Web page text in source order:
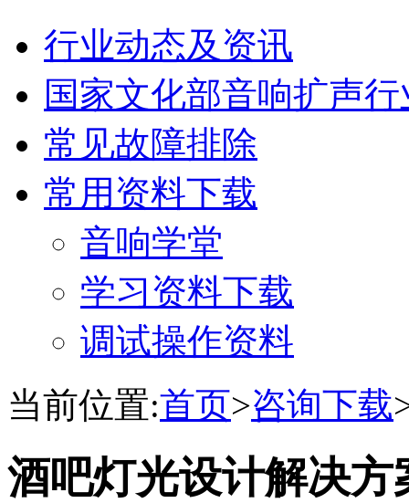
行业动态及资讯
国家文化部音响扩声
常见故障排除
常用资料下载
音响学堂
学习资料下载
调试操作资料
当前位置:首页>咨询下载
酒吧灯光设计解决方